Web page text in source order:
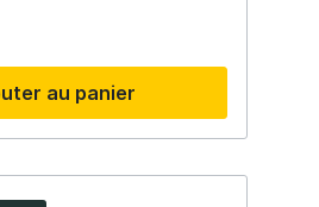
au panier